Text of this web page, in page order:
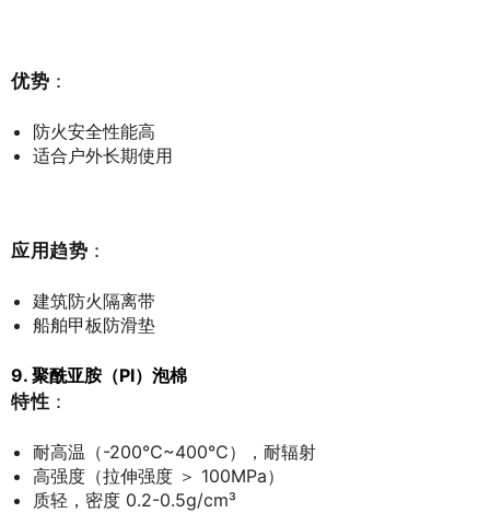
优势 ：
防火安全性能高
适合户外长期使用
应用趋势 ：
建筑防火隔离带
船舶甲板防滑垫
9. 聚酰亚胺（PI）泡棉
特性 ：
耐高温（-200℃~400℃），耐辐射
高强度（拉伸强度 ＞ 100MPa）
质轻，密度 0.2-0.5g/cm³